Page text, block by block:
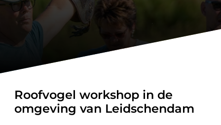
Roofvogel workshop in de
omgeving van Leidschendam